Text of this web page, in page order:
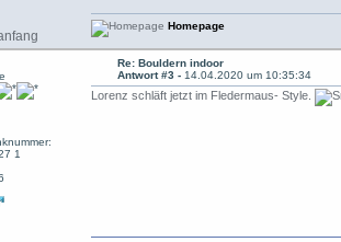
Homepage
1
Re: Bouldern indoor
Antwort #3 - 14.04.2020 um 10:35:34
Lorenz schläft jetzt im Fledermaus- Style.